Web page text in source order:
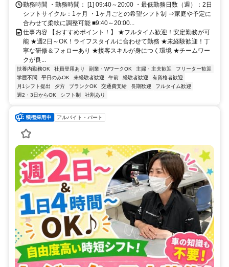
勤務時間 ・勤務時間： [1] 09:40～20:00 ・最低勤務日数（週）：2日
シフトサイクル：1ヶ月 ・1ヶ月ごとの希望シフト制 ⇒家庭や予定に
合わせて柔軟に調整可能 ■9:40～20:00...
仕事内容 【おすすめポイント！】 ★フルタイム歓迎！安定勤務が可
能 ★週2日～OK！ライフスタイルに合わせて勤務 ★未経験歓迎！丁
寧な研修＆フォローあり ★接客スキルが身につく環境 ★チームワー
クが良...
扶養内勤務OK 社員登用あり 副業・WワークOK 主婦・主夫歓迎
フリーター歓迎
学歴不問
平日のみOK 未経験者歓迎 午前 経験者歓迎
有資格者歓迎
月1シフト提出
夕方 ブランクOK 交通費支給 長期歓迎
フルタイム歓迎
週2・3日からOK
シフト制 社割あり
アルバイト・パート